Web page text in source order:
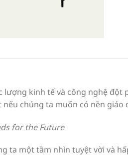
lượng kinh tế và công nghệ
chúng ta muốn có nền
for the Future
ta một tầm nhìn tuyệt vời và